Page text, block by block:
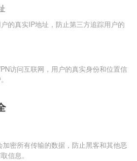
的真实IP地址，防止第三方追踪用户的
访问互联网，用户的真实身份和位置信
加密所有传输的数据，防止黑客和其他恶
信息。